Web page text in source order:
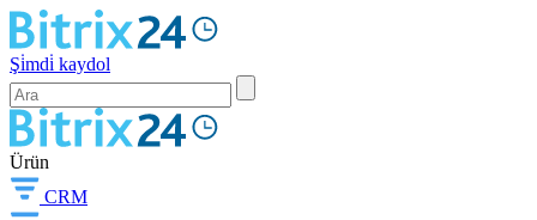
Şi̇mdi̇ kaydol
Ürün
CRM